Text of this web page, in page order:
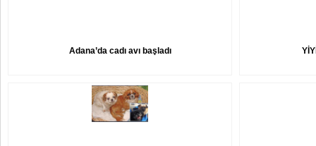
Adana’da cadı avı başladı